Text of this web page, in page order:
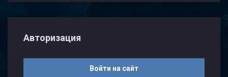
Авторизация
Войти на сайт